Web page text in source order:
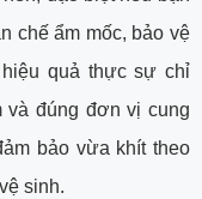
chế ẩm mốc, bảo vệ
quả thực sự chỉ
và đúng đơn vị cung
bảo vừa khít theo
sinh.